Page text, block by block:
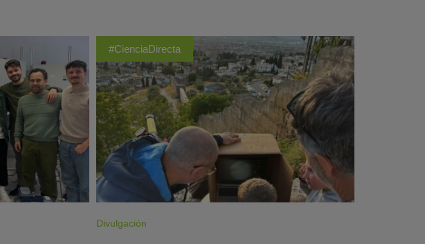
#CienciaDirecta
Divulgación